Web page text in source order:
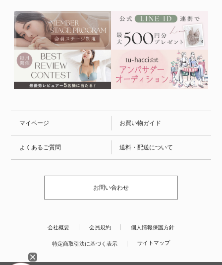
マイページ お買い物ガイド
よくあるご質問 送料・配送について
お問い合わせ
会社概要 会員規約 個人情報保護方針
特定商取引法に基づく表示 サイトマップ